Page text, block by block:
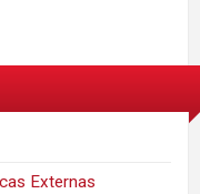
Externas